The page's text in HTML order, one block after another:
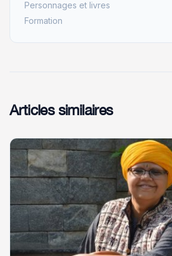
Personnages et livres
Formation
Articles similaires